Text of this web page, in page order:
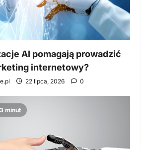
AI pomagają prowadzić
internetowy?
22 lipca, 2026 0
minut